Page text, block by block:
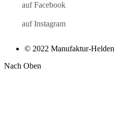
auf Facebook
auf Instagram
© 2022 Manufaktur-Helden
Nach Oben